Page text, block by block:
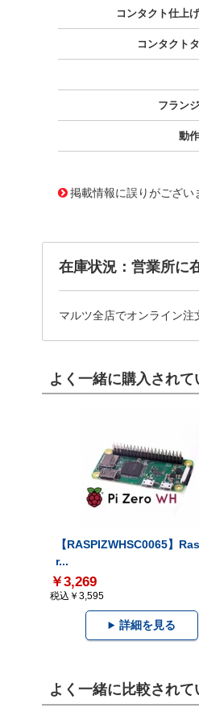
コンタクト仕上
コンタクト
フラン
動
掲載情報に誤りがござい
在庫状況：営業所に
マルツ全店でオンライン注
よく一緒に購入されて
【RASPIZWHSC0065】
r...
￥3,269
税込￥3,595
詳細を見る
よく一緒に比較されて